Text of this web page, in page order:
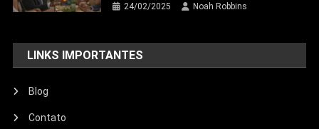
24/02/2025 Noah Robbins
LINKS IMPORTANTES
Blog
Contato